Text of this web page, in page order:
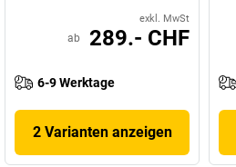
exkl. MwSt
ab 289.- CHF
6-9 Werktage
2 Varianten anzeigen